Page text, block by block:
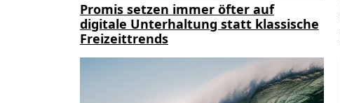
Promis setzen immer öfter auf
digitale Unterhaltung statt klassische
Freizeittrends